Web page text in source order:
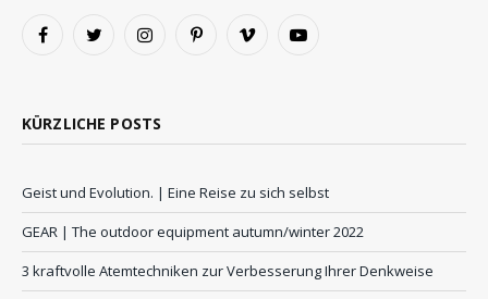
FacebookTwitter InstagramPinterestVimeo YouTube
KÜRZLICHE POSTS
Geist und Evolution. | Eine Reise zu sich selbst
GEAR | The outdoor equipment autumn/winter 2022
3 kraftvolle Atemtechniken zur Verbesserung Ihrer Denkweise